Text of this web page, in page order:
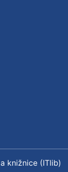
knižnice (ITlib)